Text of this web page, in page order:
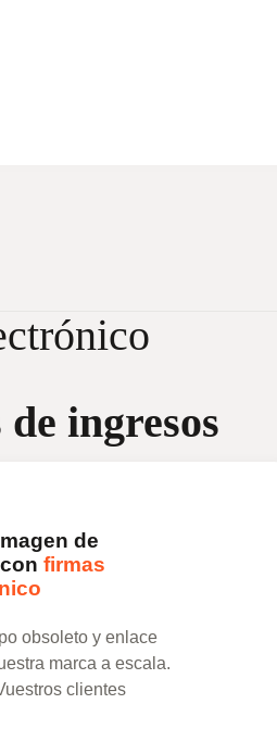
ingresos
de
firmas
obsoleto y enlace
marca a escala.
clientes